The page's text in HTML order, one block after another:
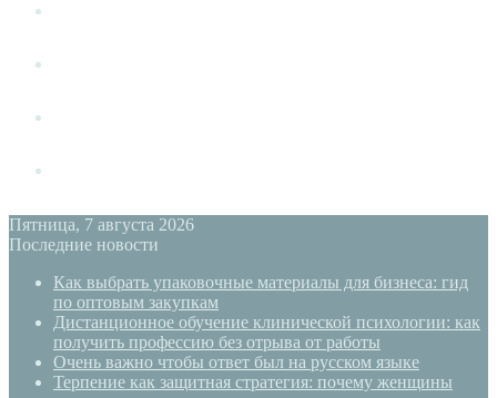
Пятница, 7 августа 2026
Последние новости
Как выбрать упаковочные материалы для бизнеса: гид
по оптовым закупкам
Дистанционное обучение клинической психологии: как
получить профессию без отрыва от работы
Очень важно чтобы ответ был на русском языке
Терпение как защитная стратегия: почему женщины